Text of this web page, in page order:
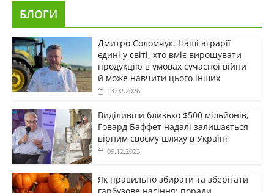
БЛОГИ
Дмитро Соломчук: Наші аграрії
єдині у світі, хто вміє вирощувати
продукцію в умовах сучасної війни
й може навчити цього інших
13.02.2026
Виділивши близько $500 мільйонів,
Говард Баффет надалі залишається
вірним своєму шляху в Україні
09.12.2023
Як правильно збирати та зберігати
гарбузове насіння: поради